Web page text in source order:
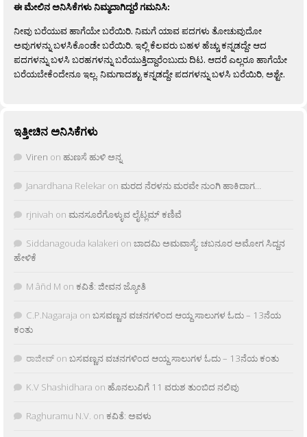
ಈ ಮೇಲಿನ ಅನಿಸಿಕೆಗಳು ನಿಮ್ಮದಾಗಿದ್ದರೆ ಗಮನಿಸಿ:
ನೀವು ಬರೆಯುವ ಹಾಗೆಯೇ ಬರೆಯಿರಿ. ನಿಮಗೆ ಯಾವ ಪದಗಳು ತೋಚುವುದೋ
ಅವುಗಳನ್ನು ಬಳಸಿಕೊಂಡೇ ಬರೆಯಿರಿ. ಇಲ್ಲಿ ಕೆಲವರು ಬಹಳ ಹೆಚ್ಚು ಕನ್ನಡದ್ದೇ ಆದ
ಪದಗಳನ್ನು ಬಳಸಿ ಬರಹಗಳನ್ನು ಬರೆಯುತ್ತಿದ್ದಾರೆಂಬುದು ದಿಟ. ಆದರೆ ಎಲ್ಲರೂ ಹಾಗೆಯೇ
ಬರೆಯಬೇಕೆಂದೇನೂ ಇಲ್ಲ. ನಿಮಗಾದಶ್ಟು ಕನ್ನಡದ್ದೇ ಪದಗಳನ್ನು ಬಳಸಿ ಬರೆಯಿರಿ, ಅಶ್ಟೇ.
ಇತ್ತೀಚಿನ ಅನಿಸಿಕೆಗಳು
Viren on ಹುಣಸೆ ಹುಳಿ ಅನ್ನ
Janardhana Relekar on ಮರದ ನೆರಳನು ಮರವೇ ನುಂಗಿ ಹಾಕಿದಾಗ…
rjnivah on ಮನಸೂರೆಗೊಳ್ಳುವ ಲೈಟ್ಲಮ್ ಕಣಿವೆ
Siddanagouda kalakeri on ಬಾದಮಿ ಅಮವಾಸ್ಯೆ: ಚಬನೂರ ಅಮೋಗ ಸಿದ್ದನ
ಹೇಳಿಕೆ
M âñd M on ಕವಿತೆ: ಜೀವನ ಜ್ಯೋತಿ
C.P.Nagaraja on ಬಸವಣ್ಣನ ವಚನಗಳಿಂದ ಆಯ್ದ ಸಾಲುಗಳ ಓದು – 13ನೆಯ
ಕಂತು
ರಾಜೀವ್ on ಬಸವಣ್ಣನ ವಚನಗಳಿಂದ ಆಯ್ದ ಸಾಲುಗಳ ಓದು – 13ನೆಯ ಕಂತು
K.V Shashidhara on ಹೊನಲುವಿಗೆ 11 ವರುಶ ತುಂಬಿದ ನಲಿವು
Raghuramu N.V. on ಕವಿತೆ: ಅವಳು